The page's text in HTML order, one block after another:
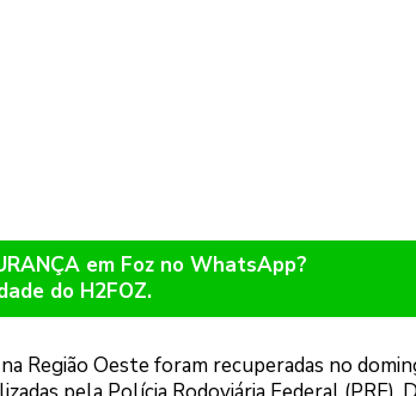
em Foz no WhatsApp?
do H2FOZ.
Região Oeste foram recuperadas no